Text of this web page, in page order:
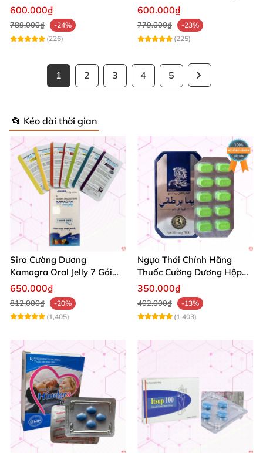
Siêu Mạnh Dành Riêng Cho
600.000₫
789.000₫
-24%
(226)
Bot
600.000₫
779.000₫
-23%
(225)
1 2 3 4 5
📂 Kéo dài thời gian
Siro Cường Dương
Kamagra Oral Jelly 7 Gói
Hương Trái Cây Tăng
Cường Sinh Lực
650.000₫
812.000₫
-20%
(1,405)
Ngựa Thái Chính Hãng
Thuốc Cường Dương Hộp
10 Viên Kéo Dài Thời Gian
350.000₫
402.000₫
-13%
(1,403)